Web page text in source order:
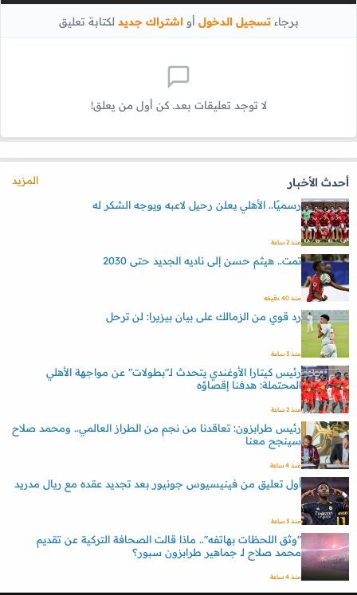
برجاءتسجيل الدخول أواشتراك جديد لكتابة تعليق
لا توجد تعليقات بعد. كن أول من يعلق!
أحدث الأخبار
المزيد
رسميًا.. الأهلي يعلن رحيل لاعبه ويوجه الشكر له
منذ 2 ساعة
تمت.. هيثم حسن إلى ناديه الجديد حتى 2030
منذ 40 دقيقه
رد قوي من الزمالك على بيان بيزيرا: لن ترحل
منذ 3 ساعة
رئيس كيتارا الأوغندي يتحدث لـ"بطولات" عن مواجهة الأهلي
المحتملة: هدفنا إقصاؤه
منذ 2 ساعة
رئيس طرابزون: تعاقدنا من نجم من الطراز العالمي.. ومحمد صلاح
سينجح معنا
منذ 4 ساعة
أول تعليق من فينيسيوس جونيور بعد تجديد عقده مع ريال مدريد
منذ 3 ساعة
"وثق اللحظات بهاتفه".. ماذا قالت الصحافة التركية عن تقديم
محمد صلاح لـ جماهير طرابزون سبور؟
منذ 4 ساعة